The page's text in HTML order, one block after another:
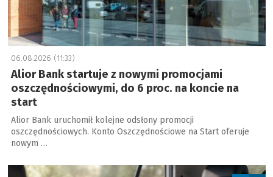
06.08.2026 (11:33)
Alior Bank startuje z nowymi promocjami
oszczędnościowymi, do 6 proc. na koncie na
start
Alior Bank uruchomił kolejne odsłony promocji
oszczędnościowych. Konto Oszczędnościowe na Start oferuje
nowym …
a